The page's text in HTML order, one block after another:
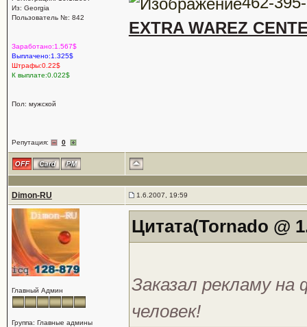
Из: Georgia
Пользователь №: 842
Заработано:1.567$
Выплачено:1.325$
Штрафы:0.22$
К выплате:0.022$
Пол: мужской
Репутация: 0
EXTRA WAREZ
Dimon-RU 1.6.2007, 19:59
Главный Админ
Группа: Главные админы
Цитата(Tornado @
Заказал рекламу
человек!